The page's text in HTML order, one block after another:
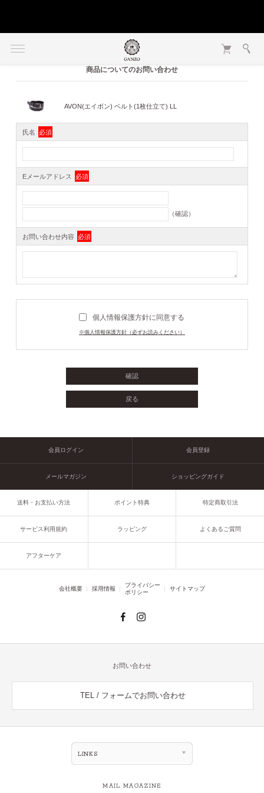
商品についてのお問い合わせ
AVON(エイボン) ベルト(1枚仕立て) LL
氏名 必須
Eメールアドレス 必須
（確認）
お問い合わせ内容 必須
個人情報保護方針に同意する
※個人情報保護方針（必ずお読みください）
会員ログイン 会員登録
メールマガジン ショッピングガイド
送料・お支払い方法 ポイント特典 特定商取引法
サービス利用規約 ラッピング よくあるご質問
アフターケア
会社概要 採用情報
プライバシー
ポリシー
サイトマップ
お問い合わせ
TEL / フォームでお問い合わせ
LINKS
MAIL MAGAZINE